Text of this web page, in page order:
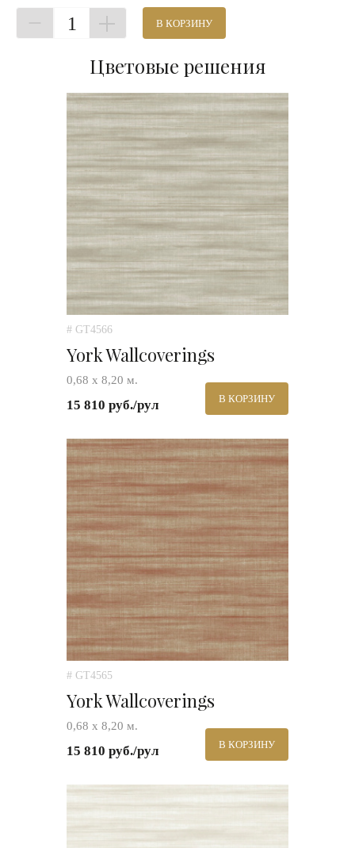
1 В КОРЗИНУ
Цветовые решения
# GT4566
York Wallcoverings
0,68 х 8,20 м.
15 810 руб./рул В КОРЗИНУ
# GT4565
York Wallcoverings
0,68 х 8,20 м.
15 810 руб./рул В КОРЗИНУ